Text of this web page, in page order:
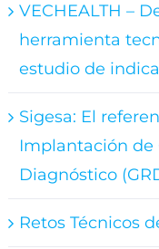
VECHEALTH –
herramienta
estudio de
Sigesa: El
Implantación de
Diagnóstico
Retos Técnicos